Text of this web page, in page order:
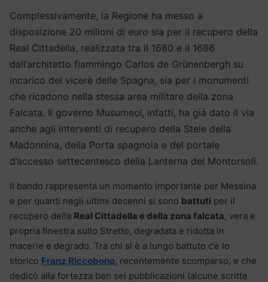
Complessivamente, la Regione ha messo a
disposizione 20 milioni di euro sia per il recupero della
Real Cittadella, realizzata tra il 1680 e il 1686
dall’architetto fiammingo Carlos de Grünenbergh su
incarico del vicerè delle Spagna, sia per i monumenti
che ricadono nella stessa area militare della zona
Falcata. Il governo Musumeci, infatti, ha già dato il via
anche agli interventi di recupero della Stele della
Madonnina, della Porta spagnola e del portale
d’accesso settecentesco della Lanterna del Montorsoli.
Il bando rappresenta un momento importante per Messina
e per quanti negli ultimi decenni si sono battuti per il
recupero della Real Cittadella e della zona falcata, vera e
propria finestra sullo Stretto, degradata e ridotta in
macerie e degrado. Tra chi si è a lungo battuto c’è lo
storico Franz Riccobono, recentemente scomparso, e che
dedicò alla fortezza ben sei pubblicazioni (alcune scritte